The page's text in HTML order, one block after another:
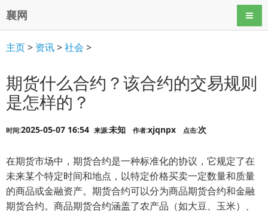
襄网 导航
主页> 资讯>社会 >
期货什么合约？该合约的交易规则
是怎样的？
时间:2025-05-07 16:54 来源:未知 作者:xjqnpx 点击:次
在期货市场中，期货合约是一种标准化的协议，它规定了在
未来某个特定时间和地点，以特定价格买卖一定数量和质量
的商品或金融资产。期货合约可以分为商品期货合约和金融
期货合约。商品期货合约涵盖了农产品（如大豆、玉米）、